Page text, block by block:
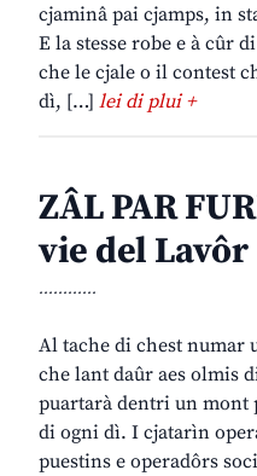
cjaminâ pai cjamps, in
E la stesse robe e à cûr
che le cjale o il contest
dì, […] lei di plui +
ZÂL PAR
vie del Lavôr
............
Al tache di chest numar
che lant daûr aes olmis
puartarà dentri un mont
di ogni dì. I cjatarìn
puestins e operadôrs